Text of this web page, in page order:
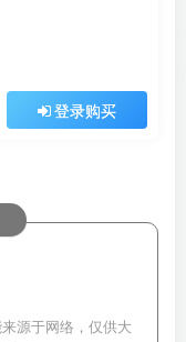
登录购买
源于网络，仅供大